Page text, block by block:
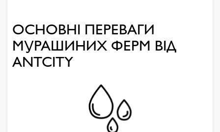
ОСНОВНІ ПЕРЕВАГИ
МУРАШИНИХ ФЕРМ ВІД
ANTCITY